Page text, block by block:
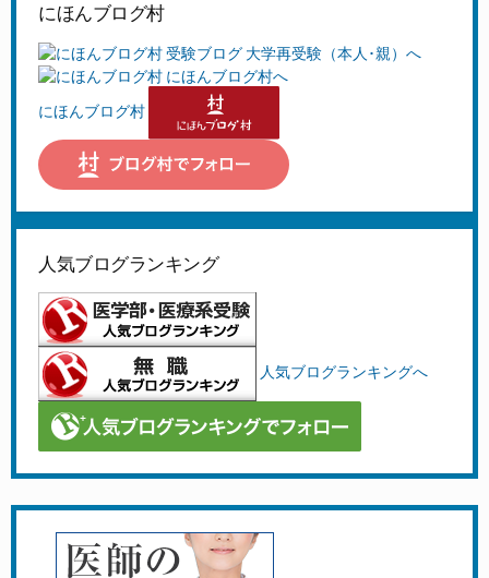
にほんブログ村
にほんブログ村
人気ブログランキング
人気ブログランキングへ